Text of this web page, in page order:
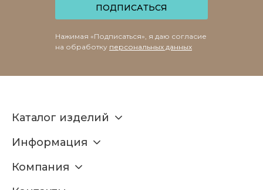
ПОДПИСАТЬСЯ
Нажимая «Подписаться», я даю согласие
на обработку персональных данных
Каталог изделий
Информация
Компания